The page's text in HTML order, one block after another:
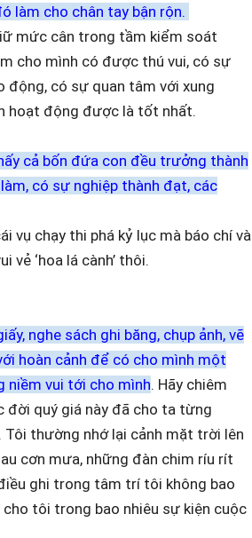
làm cho chân tay bận rộn.
mức cân trong tầm kiểm soát
cho mình có được thú vui, có sự
động, có sự quan tâm với xung
hoạt động được là tốt nhất.
cả bốn đứa con đều trưởng thành
có sự nghiệp thành đạt, các
vụ chạy thi phá kỷ lục mà báo chí và
‘hoa lá cành’ thôi.
nghe sách ghi băng, chụp ảnh, vẽ
hoàn cảnh để có cho mình một
niềm vui tới cho mình. Hãy chiêm
đời quý giá này đã cho ta từng
thường nhớ lại cảnh mặt trời lên
cơn mưa, những đàn chim ríu rít
ghi trong tâm trí tôi không bao
tôi trong bao nhiêu sự kiện cuộc